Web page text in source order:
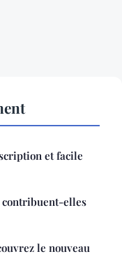
et facile
contribuent-elles
le nouveau